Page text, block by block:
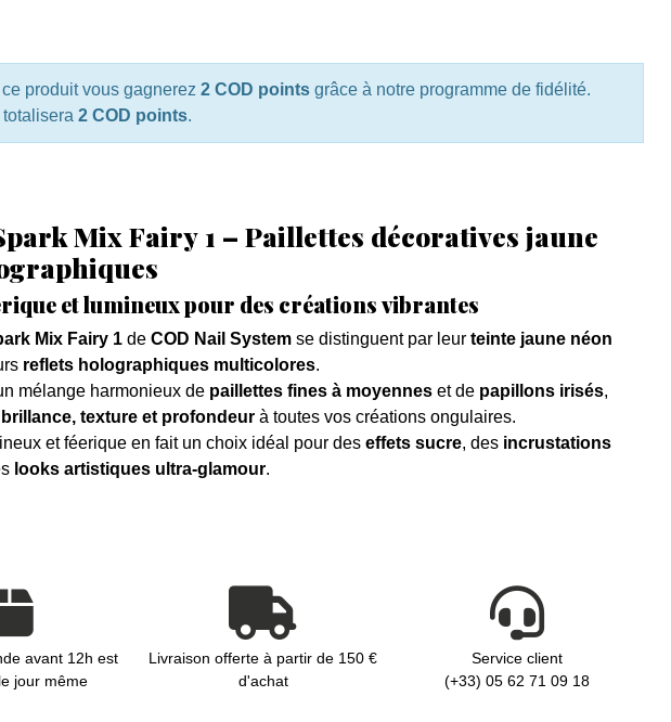
produit vous gagnerez 2 COD pointsgrâce à notre programme de fidélité.
2 COD points.
Mix Fairy 1 – Paillettes décoratives jaune
et lumineux pour des créations vibrantes
Mix Fairy 1de COD Nail Systemse distinguent par leur teinte jaune néon
reflets holographiques multicolores.
mélange harmonieux de paillettes fines à moyenneset de papillons irisés,
brillance, texture et profondeurà toutes vos créations ongulaires.
et féerique en fait un choix idéal pour des effets sucre, des incrustations
looks artistiques ultra-glamour.
avant 12h est
jour même
Livraison offerte à partir de 150 €
d'achat
Service client
(+33) 05 62 71 09 18